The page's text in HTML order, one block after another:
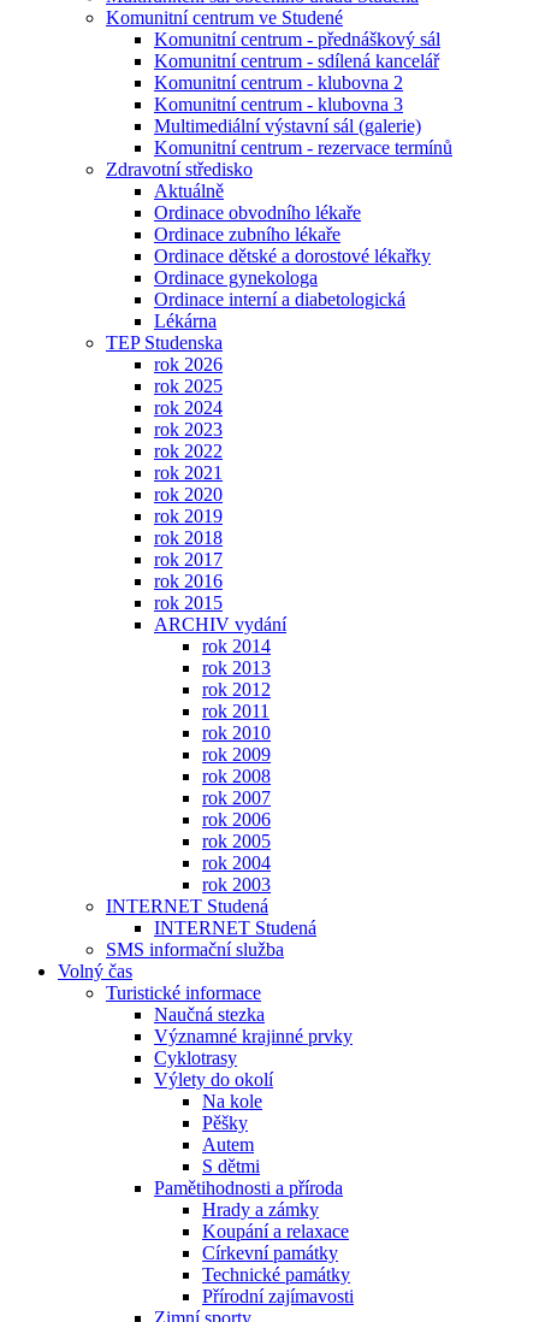
Komunitní centrum ve Studené
Komunitní centrum - přednáškový sál
Komunitní centrum - sdílená kancelář
Komunitní centrum - klubovna 2
Komunitní centrum - klubovna 3
Multimediální výstavní sál (galerie)
Komunitní centrum - rezervace termínů
Zdravotní středisko
Aktuálně
Ordinace obvodního lékaře
Ordinace zubního lékaře
Ordinace dětské a dorostové lékařky
Ordinace gynekologa
Ordinace interní a diabetologická
Lékárna
TEP Studenska
rok 2026
rok 2025
rok 2024
rok 2023
rok 2022
rok 2021
rok 2020
rok 2019
rok 2018
rok 2017
rok 2016
rok 2015
ARCHIV vydání
rok 2014
rok 2013
rok 2012
rok 2011
rok 2010
rok 2009
rok 2008
rok 2007
rok 2006
rok 2005
rok 2004
rok 2003
INTERNET Studená
INTERNET Studená
SMS informační služba
Volný čas
Turistické informace
Naučná stezka
Významné krajinné prvky
Cyklotrasy
Výlety do okolí
Na kole
Pěšky
Autem
S dětmi
Pamětihodnosti a příroda
Hrady a zámky
Koupání a relaxace
Církevní památky
Technické památky
Přírodní zajímavosti
Zimní sporty